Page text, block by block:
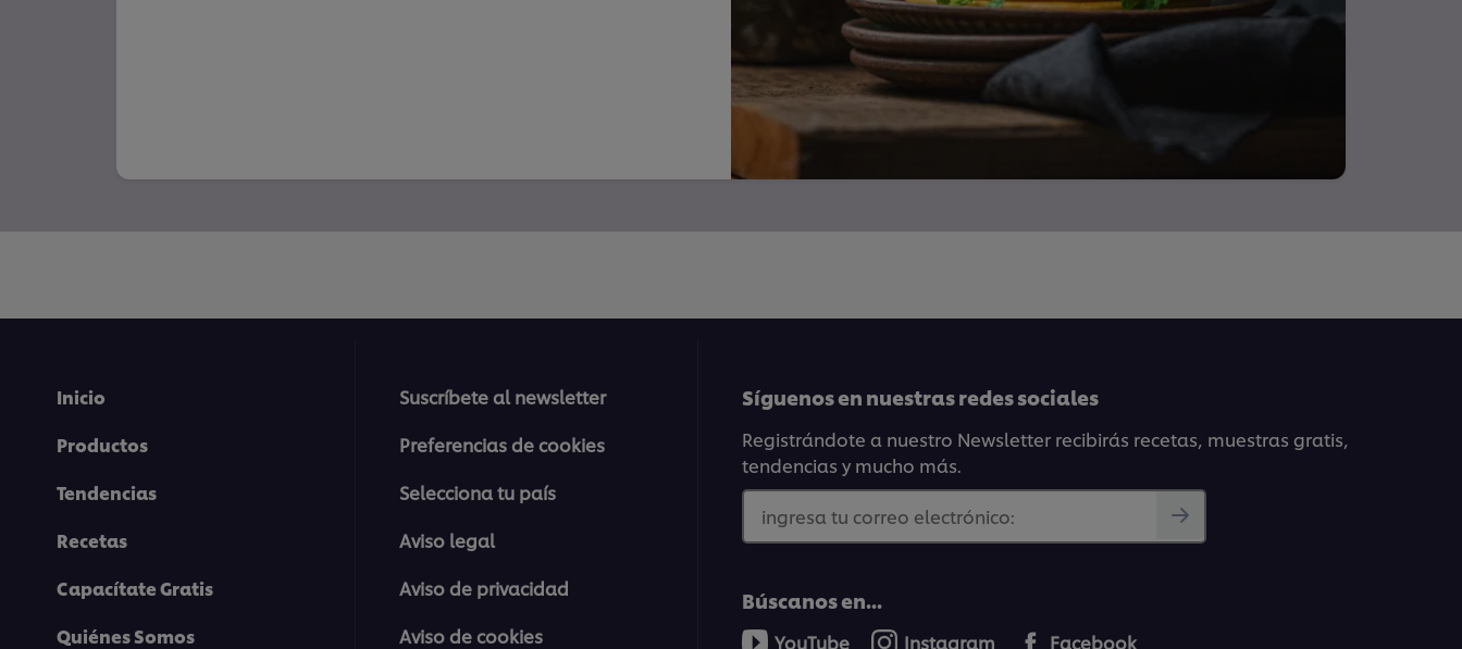
Inicio
Productos
Tendencias
Recetas
Capacítate Gratis
Quiénes Somos
Suscríbete al newsletter
Preferencias de cookies
Selecciona tu país
Aviso legal
Aviso de privacidad
Aviso de cookies
Síguenos en nuestras redes sociales
Registrándote a nuestro Newsletter recibirás recetas, muestras gratis,
tendencias y mucho más.
ingresa tu correo electrónico:
Búscanos en...
YouTube Instagram Facebook